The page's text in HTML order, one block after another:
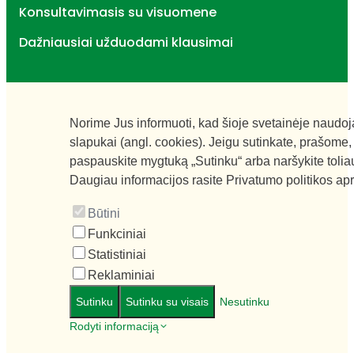
Konsultavimasis su visuomene
Dažniausiai užduodami klausimai
Norime Jus informuoti, kad šioje svetainėje
slapukai (angl. cookies). Jeigu sutinkate, prašome,
paspauskite mygtuką „Sutinku“ arba naršykite
Daugiau informacijos rasite Privatumo politikos
Būtini
Funkciniai
Statistiniai
Reklaminiai
Sutinku Sutinku su visais
Nesutinku
Rodyti informaciją